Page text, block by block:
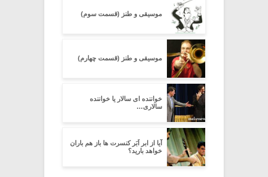
موسیقی و طنز (قسمت سوم)
موسیقی و طنز (قسمت چهارم)
خواننده ای سالار یا خواننده
سالاری…
آیا از ابر اَبَر کنسرت ها باز هم باران
خواهد بارید؟